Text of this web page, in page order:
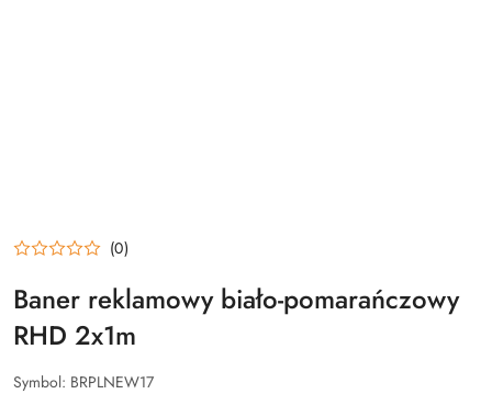
(0)
Baner reklamowy biało-pomarańczowy
RHD 2x1m
Symbol: BRPLNEW17